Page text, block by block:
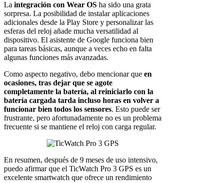
La integración con Wear OS ha sido una grata
sorpresa. La posibilidad de instalar aplicaciones
adicionales desde la Play Store y personalizar las
esferas del reloj añade mucha versatilidad al
dispositivo. El asistente de Google funciona bien
para tareas básicas, aunque a veces echo en falta
algunas funciones más avanzadas.
Como aspecto negativo, debo mencionar que en
ocasiones, tras dejar que se agote
completamente la batería, al reiniciarlo con la
batería cargada tarda incluso horas en volver a
funcionar bien todos los sensores. Esto puede ser
frustrante, pero afortunadamente no es un problema
frecuente si se mantiene el reloj con carga regular.
En resumen, después de 9 meses de uso intensivo,
puedo afirmar que el TicWatch Pro 3 GPS es un
excelente smartwatch que ofrece un rendimiento